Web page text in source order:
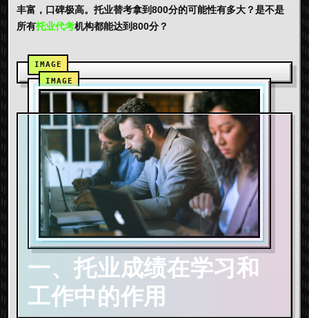
丰富，口碑极高。托业替考拿到800分的可能性有多大？是不是
所有托业代考机构都能达到800分？
一、托业成绩在学习和
工作中的作用